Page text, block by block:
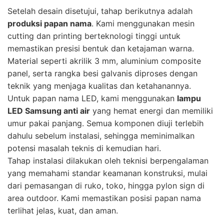
Setelah desain disetujui, tahap berikutnya adalah
produksi papan nama. Kami menggunakan mesin
cutting dan printing berteknologi tinggi untuk
memastikan presisi bentuk dan ketajaman warna.
Material seperti akrilik 3 mm, aluminium composite
panel, serta rangka besi galvanis diproses dengan
teknik yang menjaga kualitas dan ketahanannya.
Untuk papan nama LED, kami menggunakan lampu
LED Samsung anti air yang hemat energi dan memiliki
umur pakai panjang. Semua komponen diuji terlebih
dahulu sebelum instalasi, sehingga meminimalkan
potensi masalah teknis di kemudian hari.
Tahap instalasi dilakukan oleh teknisi berpengalaman
yang memahami standar keamanan konstruksi, mulai
dari pemasangan di ruko, toko, hingga pylon sign di
area outdoor. Kami memastikan posisi papan nama
terlihat jelas, kuat, dan aman.